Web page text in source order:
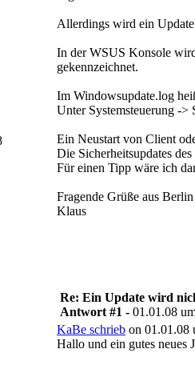
Allerdings wird ein
In der WSUS Konsole
gekennzeichnet.
Im Windowsupdate.log
Unter Systemsteuerung ->
Ein Neustart von Client
Die Sicherheitsupdates
Für einen Tipp wäre ich
Fragende Grüße aus Berlin
Klaus
Re: Ein Update wird
Antwort #1 - 01.01.08
KaBe schrieb on 01.01.08
Hallo und ein gutes neues